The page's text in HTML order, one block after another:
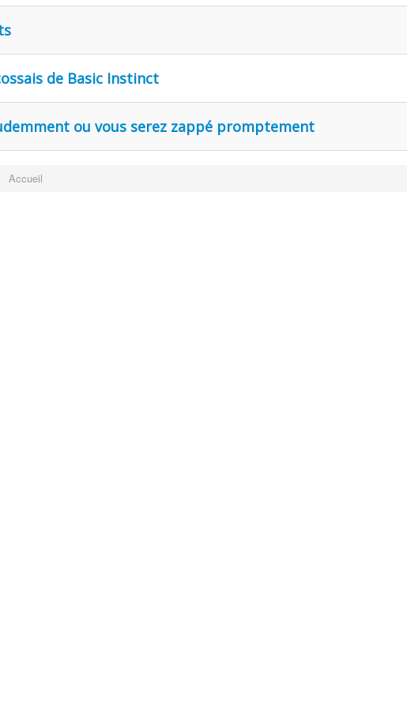
de Basic Instinct
ou vous serez zappé promptement
Accueil